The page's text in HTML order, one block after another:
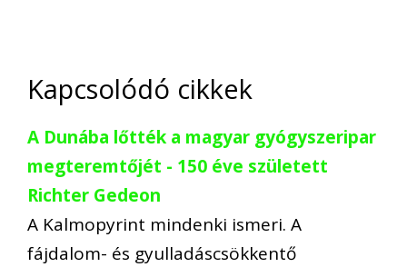
Kapcsolódó cikkek
A Dunába lőtték a magyar gyógyszeripar
megteremtőjét - 150 éve született
Richter Gedeon
A Kalmopyrint mindenki ismeri. A
fájdalom- és gyulladáscsökkentő